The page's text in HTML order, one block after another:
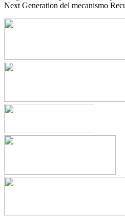
Next Generation del mecanismo